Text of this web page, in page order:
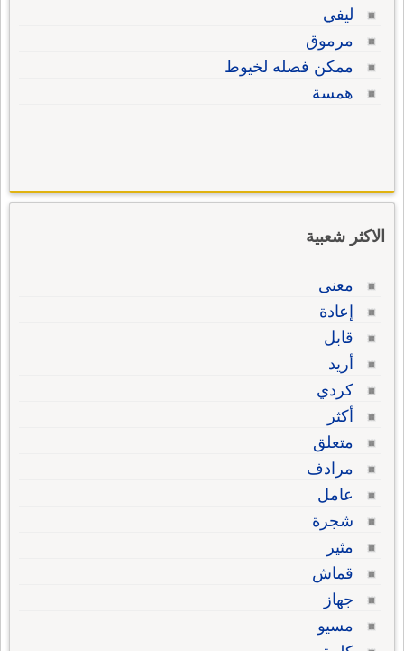
ليفي
مرموق
ممكن فصله لخيوط
همسة
الاكثر شعبية
معنى
إعادة
قابل
أريد
كردي
أكثر
متعلق
مرادف
عامل
شجرة
مثير
قماش
جهاز
مسيو